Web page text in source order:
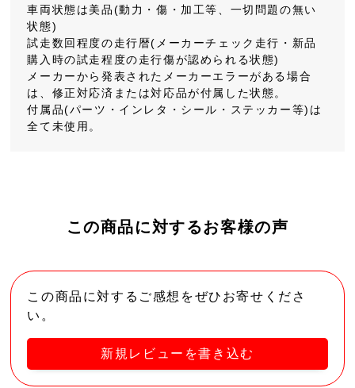
車両状態は美品(動力・傷・加工等、一切問題の無い
状態)
試走数回程度の走行暦(メーカーチェック走行・新品
購入時の試走程度の走行傷が認められる状態)
メーカーから発表されたメーカーエラーがある場合
は、修正対応済または対応品が付属した状態。
付属品(パーツ・インレタ・シール・ステッカー等)は
全て未使用。
この商品に対するお客様の声
この商品に対するご感想をぜひお寄せくださ
い。
新規レビューを書き込む